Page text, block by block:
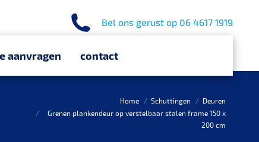
Bel ons gerust op 06 4617 1919
aanvragen contact
Home Schuttingen
Deuren
Grenen plankendeur op verstelbaar stalen frame 150 x
200 cm